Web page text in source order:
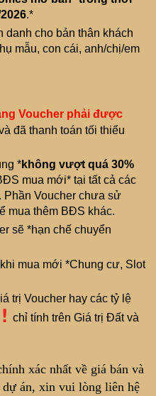
.*
cho bản thân khách
mẫu, con cái, anh/chị/em
Voucher phải được
đã thanh toán tối thiểu
*không vượt quá 30%
mua mới* tại tất cả các
Phần Voucher chưa sử
mua thêm BĐS khác.
sẽ *hạn chế chuyển
mua mới *Chung cư, Slot
trị Voucher hay các tỷ lệ
chỉ tính trên Giá trị Đất và
xác nhất về giá bán và
án, xin vui lòng liên hệ